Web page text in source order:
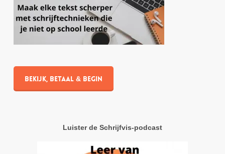
Bekijk, betaal & begin
Luister de Schrijfvis-podcast